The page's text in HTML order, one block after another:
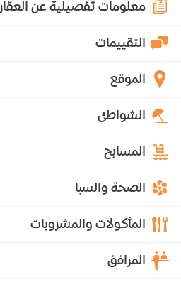
معلومات تفصيلية عن العقار
التقييمات
الموقع
الشواطئ
المسابح
الصحة والسبا
المأكولات والمشروبات
المرافق